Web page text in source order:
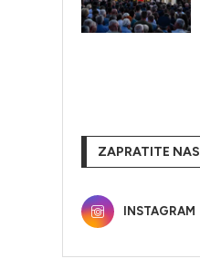
ZAPRATITE NAS
INSTAGRAM